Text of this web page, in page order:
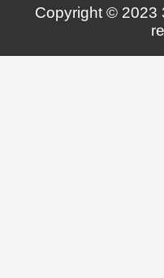
Copyright © 2023